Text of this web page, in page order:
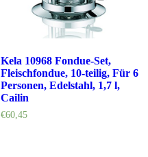
Kela 10968 Fondue-Set,
Fleischfondue, 10-teilig, Für 6
Personen, Edelstahl, 1,7 l,
Cailin
€60,45